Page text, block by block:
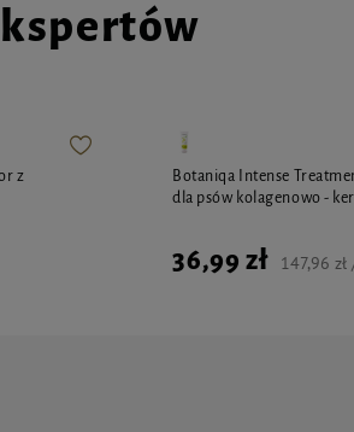
z
Botaniqa Intense
dla psów kolagenowo -
36,99 zł 147,96 zł